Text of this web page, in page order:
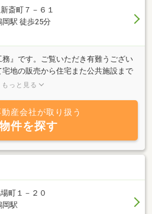
斎町７－６１
岡駅 徒歩25分
』です。ご覧いただき有難うござい
地の販売から住宅また公共施設まで
心・安全な建築、また不動産取引を
ください。賃貸物件のご案内も行っ
おきましては入居後のサポートを含
をお手伝いさせていただきます。鶴
までご相談ください。
もっと見る
産会社が取り扱う
件を探す
町１－２０
岡駅